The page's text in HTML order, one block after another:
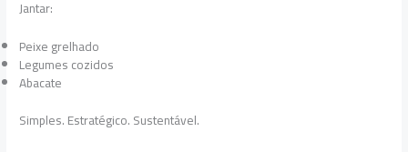
Jantar:
Peixe grelhado
Legumes cozidos
Abacate
Simples. Estratégico. Sustentável.